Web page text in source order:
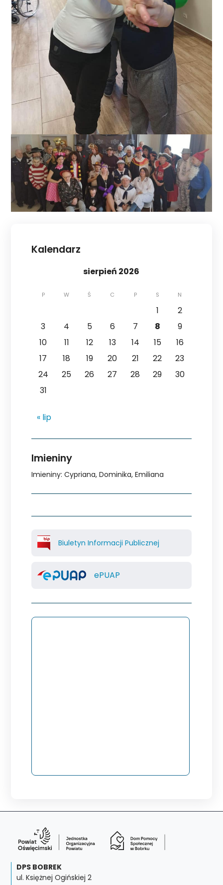
Kalendarz
sierpień 2026
P W Ś C P S N
1
2
3
4 5 6 7 8
9
10
11 12 13 14 15
16
17
18 19 20 21 22
23
24
25 26 27 28 29
30
31
« lip
Imieniny
Imieniny: Cypriana, Dominika, Emiliana
Biuletyn Informacji Publicznej
ePUAP
DPS BOBREK
ul. Księżnej Ogińskiej 2